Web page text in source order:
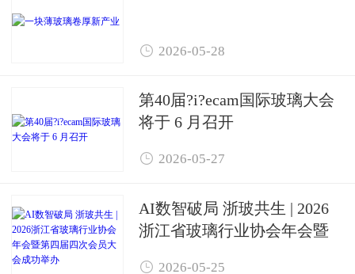
 2026-05-28
第40届?i?ecam国际玻璃大会
将于 6 月召开
 2026-05-27
AI数智破局 浙玻共生 | 2026
浙江省玻璃行业协会年会暨
 2026-05-25